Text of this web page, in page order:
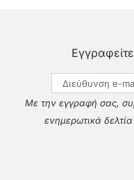
Με την εγγραφή σας,
ενημερωτικά